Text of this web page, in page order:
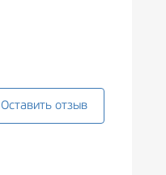
Оставить отзыв